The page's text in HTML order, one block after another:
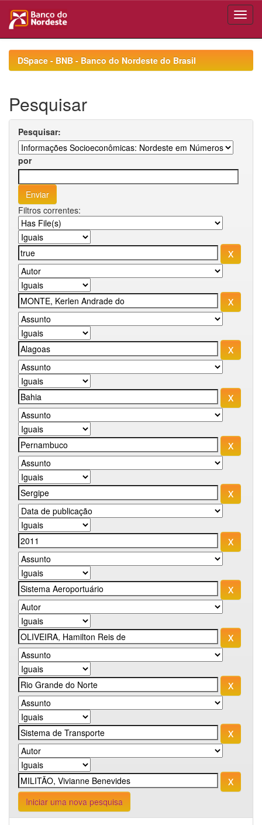
navigationDSpace - BNB - Banco do Nordeste do Brasil
Pesquisar
Pesquisar:
por
Filtros correntes:
Iniciar uma nova pesquisa